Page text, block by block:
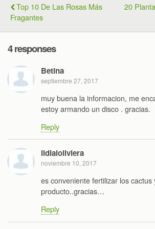
Top 10 De Las Rosas Más
Fragantes
20
4 responses
Betina
septiembre 27, 2017
muy buena la informacion, me
estoy armando un disco . gracias.
Reply
lidialoliviera
noviembre 10, 2017
es conveniente fertilizar los cactus
producto..gracias…
Reply